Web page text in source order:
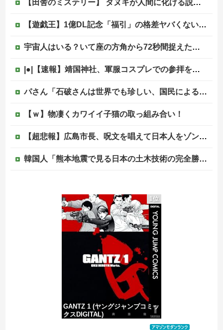
【田舎のミステリー】 タヌキが人間に化ける説、これ多分マジ
【遊戯王】1億DL記念「福引」の格差ヤバくない！？
宇宙人はいる？いて座の方角から72秒間捉えた強い電波、50年間正体分からぬ「Wow！信号」他
|●|【速報】靖国神社、軍服コスプレでの参拝を禁止へ
パさん「石破さんは世界でも珍しい、国民による石破辞めるなデモが自然発生した総理大臣です」
【ｗ】物凄くカワイイ子猫の取っ組み合い！
【超悲報】広島市長、呪文を唱えて日本人をゾンビ化させていると非難されてしまう
韓国人「熊本地震で見る日本の土木技術の完全勝利をご覧ください」→「これはすごいわ」「こういうのを見ると日本人は何か適当に作る感じがしない・・・」...
佐藤二朗、橋本愛との騒動で主演映画が完全白紙へｗｗｗｗｗ
PTA会長「PTA参加拒否した親へ最終警告。こうなってもいい？」
中国の海水浴場の映像があまりにも・・・
1位
GANTZ 1 (ヤングジャンプコミッ
クスDIGITAL)